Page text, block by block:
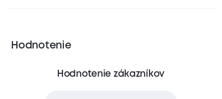
Hodnotenie
Hodnotenie zákazníkov